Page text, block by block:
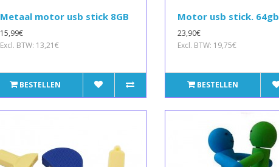
Metaal motor usb stick 8GB
15,99€
Excl. BTW: 13,21€
BESTELLEN
Motor usb stick. 64gb
23,90€
Excl. BTW: 19,75€
BESTELLEN